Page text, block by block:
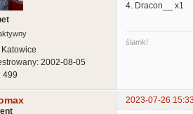
Katowice
2002-08-05
499
4. Dracon__ x1
ślamk!
2023-07-26